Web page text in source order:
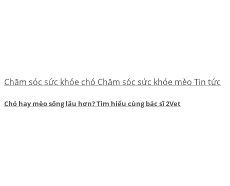
Chăm sóc sức khỏe chó Chăm sóc sức khỏe mèo Tin tức
Chó hay mèo sống lâu hơn? Tìm hiểu cùng bác sĩ 2Vet